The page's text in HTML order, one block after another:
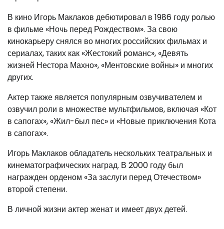
В кино Игорь Маклаков дебютировал в 1986 году ролью
в фильме «Ночь перед Рождеством». За свою
кинокарьеру снялся во многих российских фильмах и
сериалах, таких как «Жестокий романс», «Девять
жизней Нестора Махно», «Ментовские войны» и многих
других.
Актер также является популярным озвучивателем и
озвучил роли в множестве мультфильмов, включая «Кот
в сапогах», «Жил-был пес» и «Новые приключения Кота
в сапогах».
Игорь Маклаков обладатель нескольких театральных и
кинематографических наград. В 2000 году был
награжден орденом «За заслуги перед Отечеством»
второй степени.
В личной жизни актер женат и имеет двух детей.